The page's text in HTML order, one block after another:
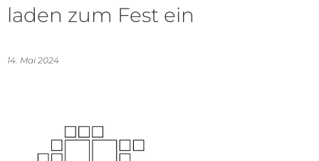
laden zum Fest ein
14. Mai 2024